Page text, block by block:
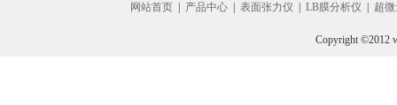
网站首页 产品中心 表面张力仪 LB膜分析仪 超
Copyright ©2012